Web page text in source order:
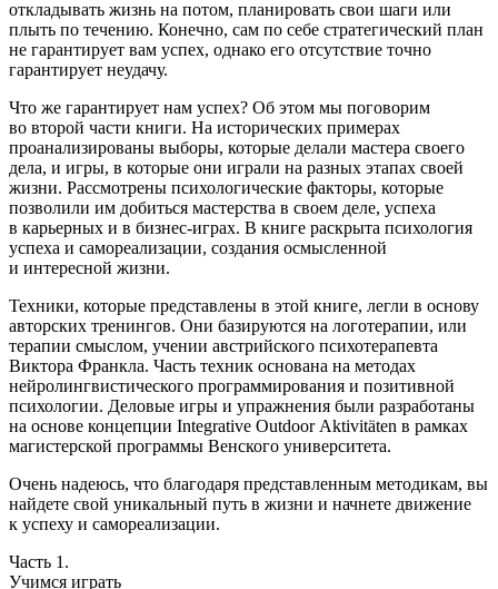
откладывать жизнь на потом, планировать свои шаги или
плыть по течению. Конечно, сам по себе стратегический план
не гарантирует вам успех, однако его отсутствие точно
гарантирует неудачу.
Что же гарантирует нам успех? Об этом мы поговорим
во второй части книги. На исторических примерах
проанализированы выборы, которые делали мастера своего
дела, и игры, в которые они играли на разных этапах своей
жизни. Рассмотрены психологические факторы, которые
позволили им добиться мастерства в своем деле, успеха
в карьерных и в бизнес-играх. В книге раскрыта психология
успеха и самореализации, создания осмысленной
и интересной жизни.
Техники, которые представлены в этой книге, легли в основу
авторских тренингов. Они базируются на логотерапии, или
терапии смыслом, учении австрийского психотерапевта
Виктора Франкла. Часть техник основана на методах
нейролингвистического программирования и позитивной
психологии. Деловые игры и упражнения были разработаны
на основе концепции Integrative Оutdoor Аktivitäten в рамках
магистерской программы Венского университета.
Очень надеюсь, что благодаря представленным методикам, вы
найдете свой уникальный путь в жизни и начнете движение
к успеху и самореализации.
Часть 1.
Учимся играть